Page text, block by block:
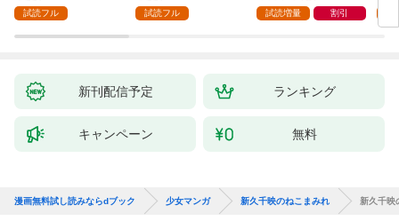
試読フル 試読フル 試読増量 割引
新刊配信予定 ランキング
キャンペーン 無料
漫画無料試し読みならdブック 少女マンガ 新久千映のねこまみれ 新久千映